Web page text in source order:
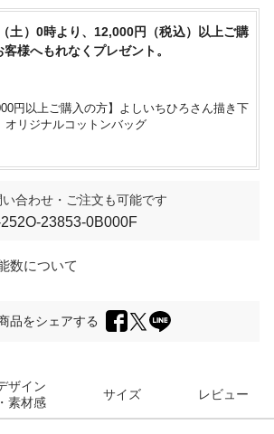
土）0時より、12,000円（税込）以上ご購
様へもれなくプレゼント。
円以上ご購入の方】よしいちひろさん描き下
オリジナルコットンバッグ
合わせ・ご注文も可能です
23853-0B000F
数について
品をシェアする
ザイン
・素材感
サイズ レビュー